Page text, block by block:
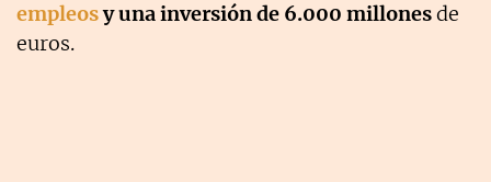
empleosy una inversión de 6.000 millonesde
euros.